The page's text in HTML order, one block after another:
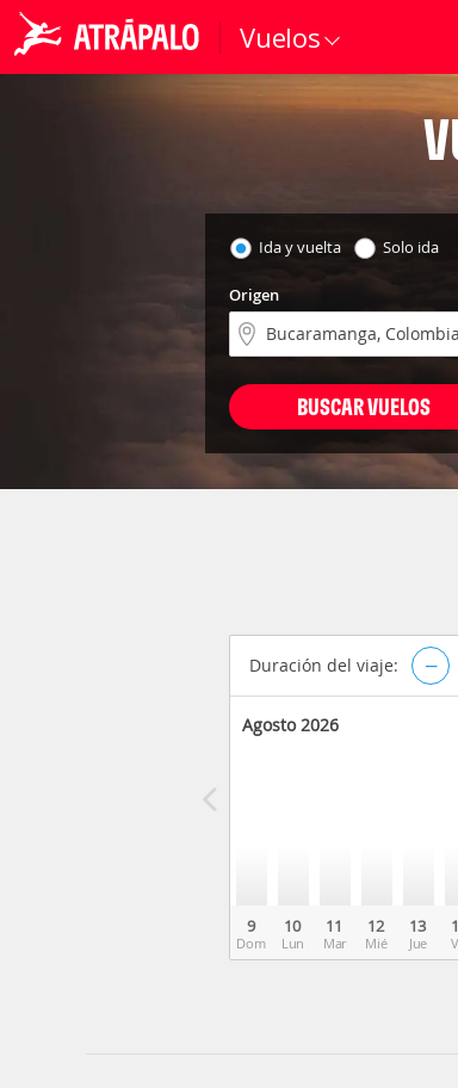
Vuelos
Ida y vuelta Solo ida
Origen
BUSCAR VUELOS
Duración del viaje: –
Agosto 2026
9
Dom
10
Lun
11
Mar
12
Mié
13
Jue